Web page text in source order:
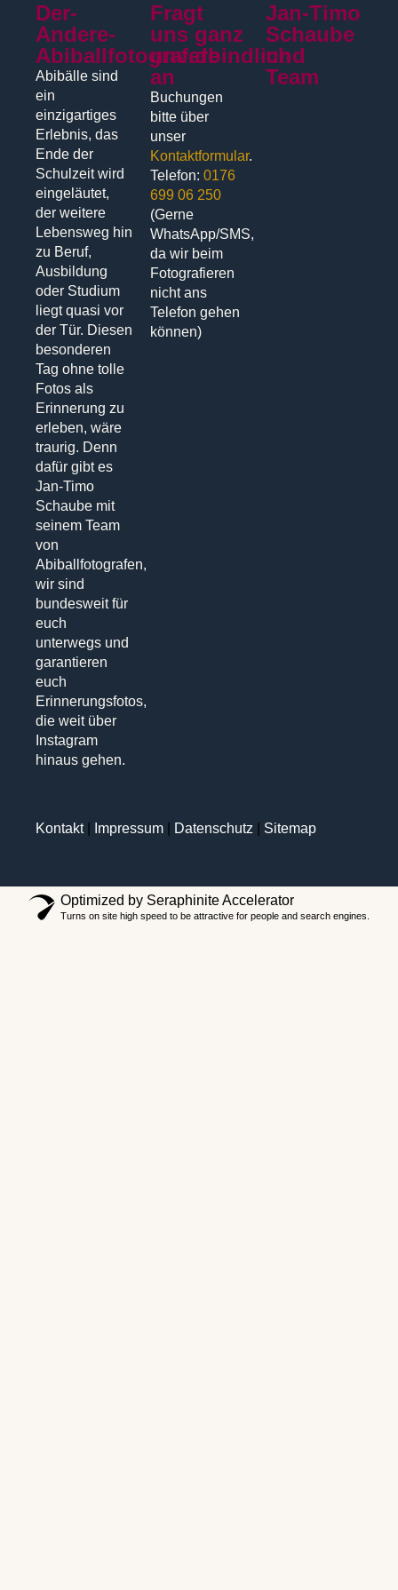
Der-
Andere-
Abiballfotograf.de
Abibälle sind
ein
einzigartiges
Erlebnis, das
Ende der
Schulzeit wird
eingeläutet,
der weitere
Lebensweg hin
zu Beruf,
Ausbildung
oder Studium
liegt quasi vor
der Tür. Diesen
besonderen
Tag ohne tolle
Fotos als
Erinnerung zu
erleben, wäre
traurig. Denn
dafür gibt es
Jan-Timo
Schaube mit
seinem Team
von
Abiballfotografen,
wir sind
bundesweit für
euch
unterwegs und
garantieren
euch
Erinnerungsfotos,
die weit über
Instagram
hinaus gehen.
Fragt
uns ganz
unverbindlich
an
Buchungen
bitte über
unser
Kontaktformular.
Telefon:0176
699 06 250
(Gerne
WhatsApp/SMS,
da wir beim
Fotografieren
nicht ans
Telefon gehen
können)
Jan-Timo
Schaube
und
Team
Kontakt| Impressum Datenschutz Sitemap
Optimized by Seraphinite Accelerator
Turns on site high speed to be attractive for people and search engines.